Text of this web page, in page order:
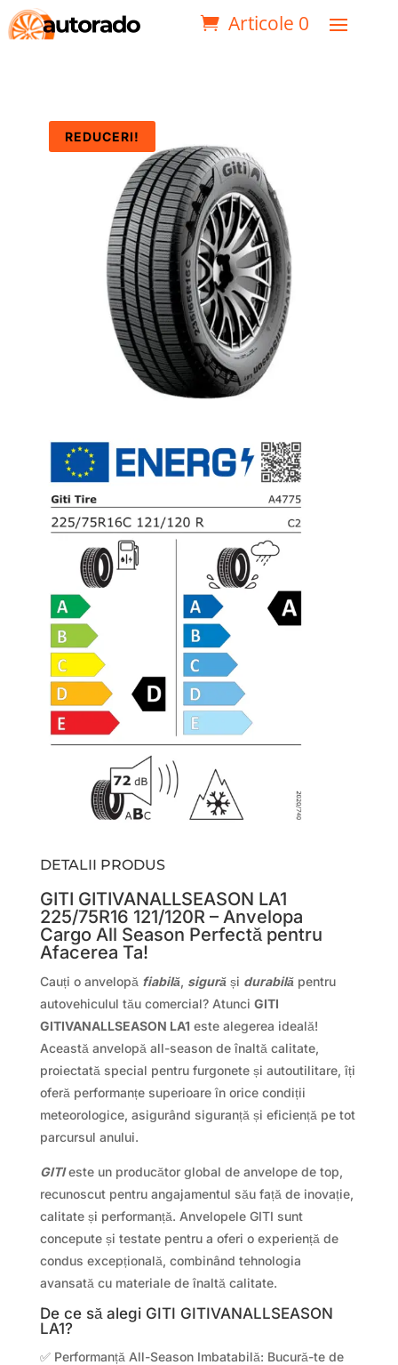
Articole 0
REDUCERI!
DETALII PRODUS
GITI GITIVANALLSEASON LA1
225/75R16 121/120R – Anvelopa
Cargo All Season Perfectă pentru
Afacerea Ta!
Cauți o anvelopă fiabilă, sigurăși durabilăpentru
autovehiculul tău comercial? Atunci GITI
GITIVANALLSEASON LA1 este alegerea ideală!
Această anvelopă all-season de înaltă calitate,
proiectată special pentru furgonete și autoutilitare, îți
oferă performanțe superioare în orice condiții
meteorologice, asigurând siguranță și eficiență pe tot
parcursul anului.
GITIeste un producător global de anvelope de top,
recunoscut pentru angajamentul său față de inovație,
calitate și performanță. Anvelopele GITI sunt
concepute și testate pentru a oferi o experiență de
condus excepțională, combinând tehnologia
avansată cu materiale de înaltă calitate.
De ce să alegi GITI GITIVANALLSEASON
LA1?
✅ Performanță All-Season Imbatabilă: Bucură-te de